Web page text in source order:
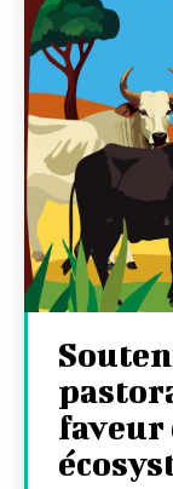
faveur